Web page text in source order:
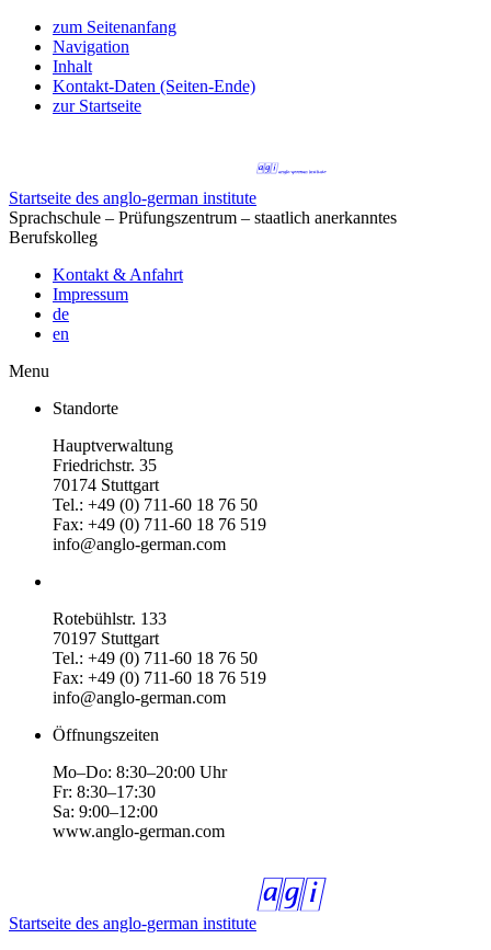
zum Seitenanfang
Navigation
Inhalt
Kontakt-Daten (Seiten-Ende)
zur Startseite
Startseite des anglo-german institute
Sprachschule – Prüfungszentrum – staatlich anerkanntes
Berufskolleg
Kontakt & Anfahrt
Impressum
de
en
Menu
Standorte
Hauptverwaltung
Friedrichstr. 35
70174 Stuttgart
Tel.: +49 (0) 711-60 18 76 50
Fax: +49 (0) 711-60 18 76 519
info@anglo-german.com
Rotebühlstr. 133
70197 Stuttgart
Tel.: +49 (0) 711-60 18 76 50
Fax: +49 (0) 711-60 18 76 519
info@anglo-german.com
Öffnungszeiten
Mo–Do: 8:30–20:00 Uhr
Fr: 8:30–17:30
Sa: 9:00–12:00
www.anglo-german.com
Startseite des anglo-german institute